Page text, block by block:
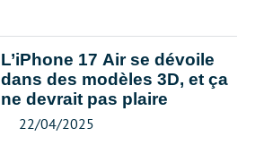
L’iPhone 17 Air se dévoile
dans des modèles 3D, et ça
ne devrait pas plaire
22/04/2025